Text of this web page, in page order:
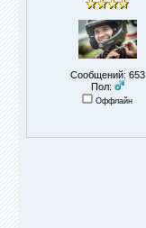
Сообщений: 653
Пол:
Оффлайн